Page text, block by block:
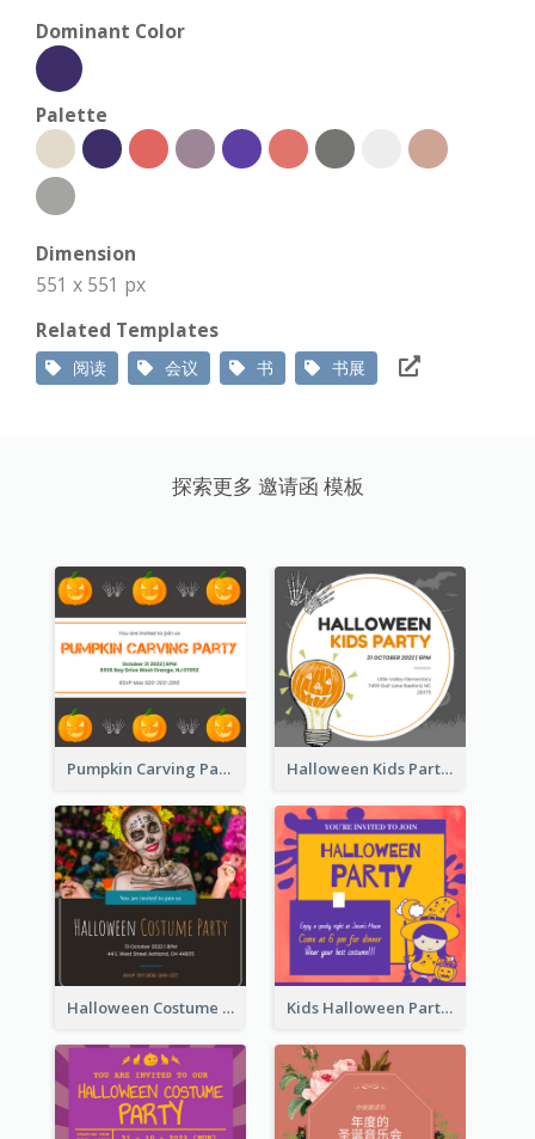
Dominant Color
Palette
Dimension
551 x 551 px
Related Templates
阅读 会议 书 书展
探索更多 邀请函 模板
Pumpkin Carving Party Invitation Halloween Kids Party Invitation
Halloween Costume Party Invitation Kids Halloween Party Invitation